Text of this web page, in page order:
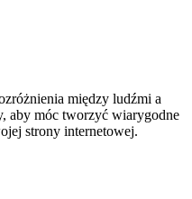
między ludźmi a
aby móc tworzyć wiarygodne
strony internetowej.